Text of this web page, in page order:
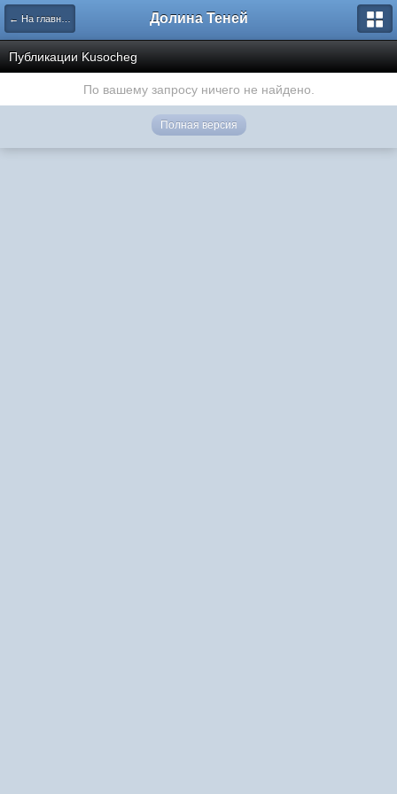
← На главную Долина Теней
Публикации Kusocheg
По вашему запросу ничего не найдено.
Полная версия